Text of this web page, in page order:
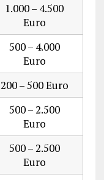
1.000 – 4.500
Euro
500 – 4.000
Euro
200 – 500 Euro
500 – 2.500
Euro
500 – 2.500
Euro